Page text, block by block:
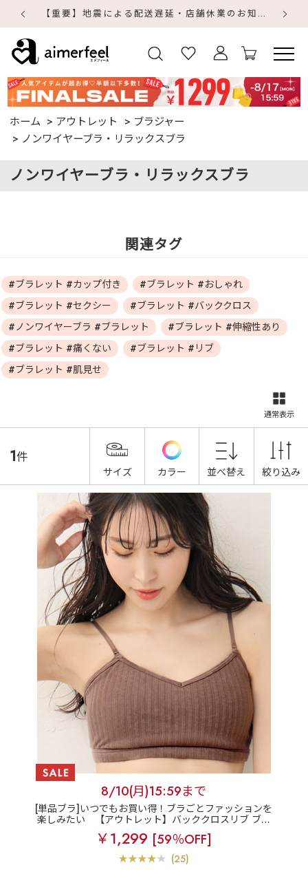
【重要】地震による配送遅延・店舗休業のお知らせ
ホーム アウトレット
ブラジャー
ノンワイヤーブラ・リラックスブラ
ノンワイヤーブラ・リラックスブラ
関連タグ
#ブラレット #カップ付き
#ブラレット #おしゃれ
#ブラレット #セクシー
#ブラレット #バッククロス
#ノンワイヤーブラ #ブラレット
#ブラレット #伸縮性あり
#ブラレット #痛くない
#ブラレット #リブ
#ブラレット #肌見せ
1件
絞り込み
カラー
サイズ 並べ替え
通常表示
8/10(月)15:59まで
[単品ブラ]いつでもお買い得！ブラごとファッションを
楽しみたい
【アウトレット】バッククロスリブ ブラ
レット 単品ブラジャー
￥1,299 [59％OFF]
(25)